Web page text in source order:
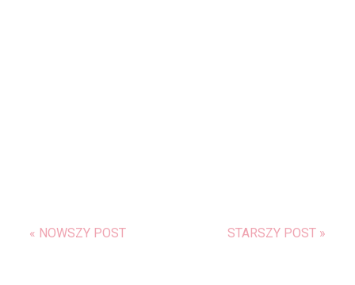
« NOWSZY POST STARSZY POST »